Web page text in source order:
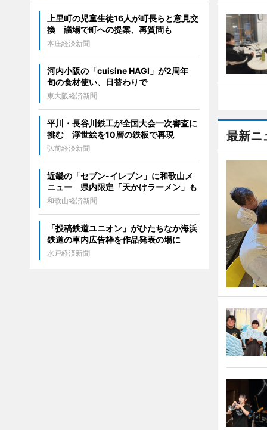
最新ニ
上里町の児童生徒16人が町長らと意見交
換 議場で町への提案、再質問も
本庄経済新聞
河内小阪の「cuisine HAGI」が2周年
旬の食材使い、日替わりで
東大阪経済新聞
平川・長谷川鉄工が全国大会一次審査に
挑む 浮世絵を10層の鉄板で再現
弘前経済新聞
近畿の「セブン-イレブン」に和歌山メ
ニュー 県内限定「天かけラーメン」も
和歌山経済新聞
「投稿鉄道ユニオン」がひたちなか海浜
鉄道の車内広告枠を作品発表の場に
水戸経済新聞